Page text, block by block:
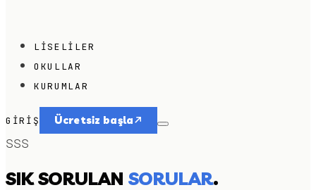
LISELILER
OKULLAR
KURUMLAR
GIRIŞ Ücretsiz başla
SSS
SIK SORULAN SORULAR.